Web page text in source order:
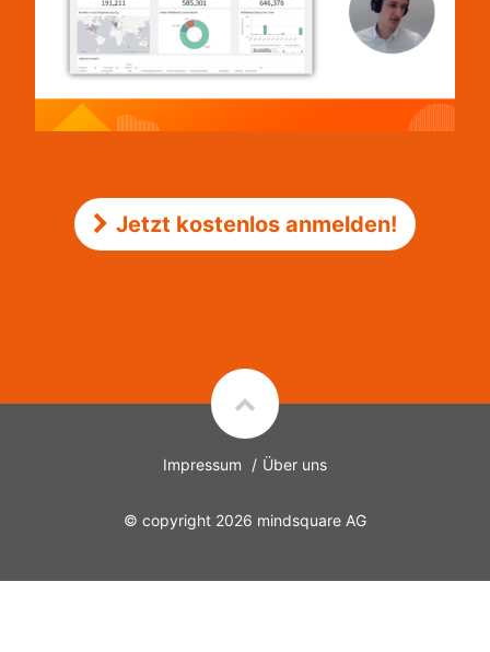
Jetzt kostenlos anmelden!
Impressum Über uns
© copyright 2026 mindsquare AG